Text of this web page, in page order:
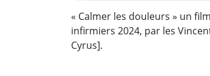
« Calmer les douleurs » un
infirmiers 2024, par les
Cyrus].